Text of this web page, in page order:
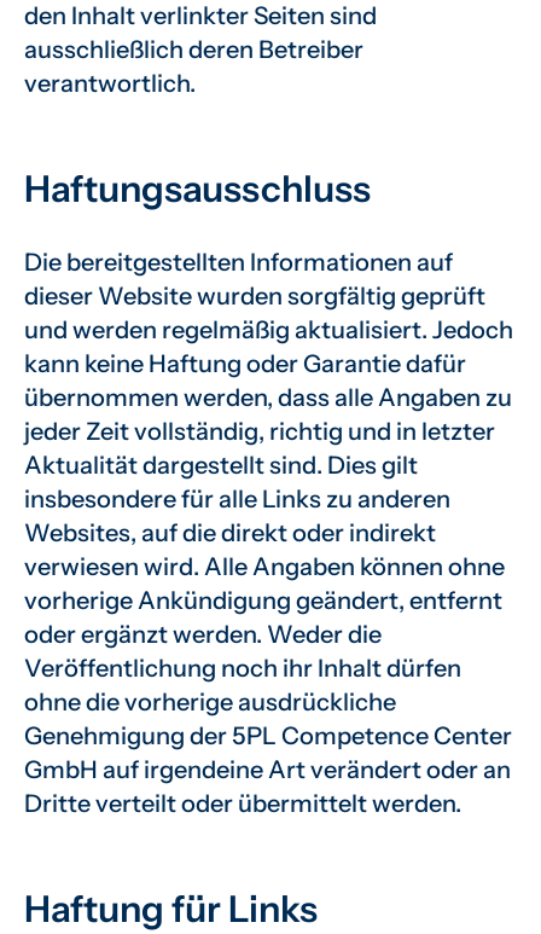
den Inhalt verlinkter Seiten sind
ausschließlich deren Betreiber
verantwortlich.
Haftungsausschluss
Die bereitgestellten Informationen auf
dieser Website wurden sorgfältig geprüft
und werden regelmäßig aktualisiert. Jedoch
kann keine Haftung oder Garantie dafür
übernommen werden, dass alle Angaben zu
jeder Zeit vollständig, richtig und in letzter
Aktualität dargestellt sind. Dies gilt
insbesondere für alle Links zu anderen
Websites, auf die direkt oder indirekt
verwiesen wird. Alle Angaben können ohne
vorherige Ankündigung geändert, entfernt
oder ergänzt werden. Weder die
Veröffentlichung noch ihr Inhalt dürfen
ohne die vorherige ausdrückliche
Genehmigung der 5PL Competence Center
GmbH auf irgendeine Art verändert oder an
Dritte verteilt oder übermittelt werden.
Haftung für Links